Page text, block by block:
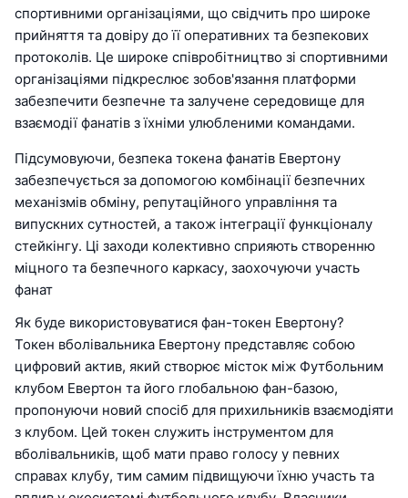
спортивними організаціями, що свідчить про широке
прийняття та довіру до її оперативних та безпекових
протоколів. Це широке співробітництво зі спортивними
організаціями підкреслює зобов'язання платформи
забезпечити безпечне та залучене середовище для
взаємодії фанатів з їхніми улюбленими командами.
Підсумовуючи, безпека токена фанатів Евертону
забезпечується за допомогою комбінації безпечних
механізмів обміну, репутаційного управління та
випускних сутностей, а також інтеграції функціоналу
стейкінгу. Ці заходи колективно сприяють створенню
міцного та безпечного каркасу, заохочуючи участь
фанат
Як буде використовуватися фан-токен Евертону?
Токен вболівальника Евертону представляє собою
цифровий актив, який створює місток між Футбольним
клубом Евертон та його глобальною фан-базою,
пропонуючи новий спосіб для прихильників взаємодіяти
з клубом. Цей токен служить інструментом для
вболівальників, щоб мати право голосу у певних
справах клубу, тим самим підвищуючи їхню участь та